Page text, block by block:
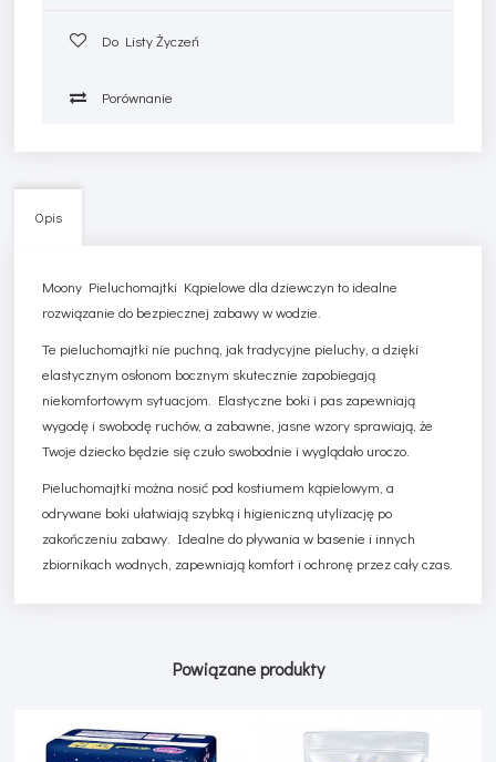
Do Listy Życzeń
Porównanie
Opis
Moony Pieluchomajtki Kąpielowe dla dziewczyn to idealne
rozwiązanie do bezpiecznej zabawy w wodzie.
Te pieluchomajtki nie puchną, jak tradycyjne pieluchy, a dzięki
elastycznym osłonom bocznym skutecznie zapobiegają
niekomfortowym sytuacjom. Elastyczne boki i pas zapewniają
wygodę i swobodę ruchów, a zabawne, jasne wzory sprawiają, że
Twoje dziecko będzie się czuło swobodnie i wyglądało uroczo.
Pieluchomajtki można nosić pod kostiumem kąpielowym, a
odrywane boki ułatwiają szybką i higieniczną utylizację po
zakończeniu zabawy. Idealne do pływania w basenie i innych
zbiornikach wodnych, zapewniają komfort i ochronę przez cały czas.
Powiązane produkty